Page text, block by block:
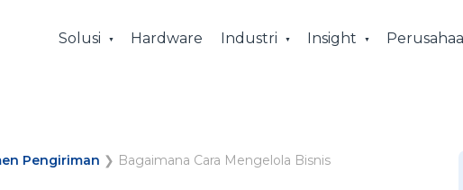
Solusi Hardware Industri Insight
Pengiriman ❯ Bagaimana Cara Mengelola Bisnis